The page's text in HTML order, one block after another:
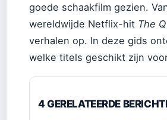
goede schaakfilm gezien.
wereldwijde Netflix-hit The
verhalen op. In deze gids
welke titels geschikt zijn
4 GERELATEERDE